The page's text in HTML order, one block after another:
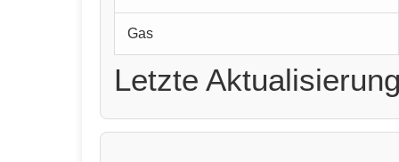
Gas
Letzte